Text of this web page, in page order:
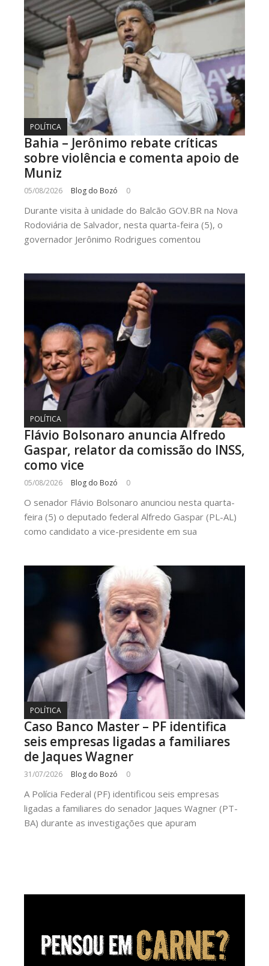
POLÍTICA
Bahia – Jerônimo rebate críticas
sobre violência e comenta apoio de
Muniz
05/08/2026 Blog do Bozó 0
Durante visita à unidade do Balcão GOV.BR na Nova
Rodoviária de Salvador, nesta quarta-feira (5), o
governador Jerônimo Rodrigues comentou
POLÍTICA
Flávio Bolsonaro anuncia Alfredo
Gaspar, relator da comissão do INSS,
como vice
05/08/2026 Blog do Bozó 0
O senador Flávio Bolsonaro anunciou nesta quarta-
feira (5) o deputado federal Alfredo Gaspar (PL-AL)
como candidato a vice-presidente em sua
POLÍTICA
Caso Banco Master – PF identifica
seis empresas ligadas a familiares
de Jaques Wagner
31/07/2026 Blog do Bozó 0
A Polícia Federal (PF) identificou seis empresas
ligadas a familiares do senador Jaques Wagner (PT-
BA) durante as investigações que apuram